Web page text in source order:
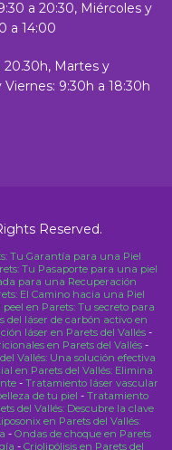
a 20:30, Miércoles y
a 14:00
20.30h, Martes y
9:30h a 18:30h
Reserved.
Tu Garantía para una Piel
Tu Pasaporte para una piel
para una Recuperación
El Camino hacia una Piel
en Parets: Tu secreto para
del láser de carbón activo en
láser en Parets del Vallés -
en Parets del Vallés-
Vallés: Una solución efectiva
en Parets del Vallés: Elimina
- Tratamiento láser vascular
de tu piel - Tratamiento
del Vallés: Descubre la clave
en Parets del Vallés:
- Ondas de choque en Parets
- Criolipólisis en Parets del